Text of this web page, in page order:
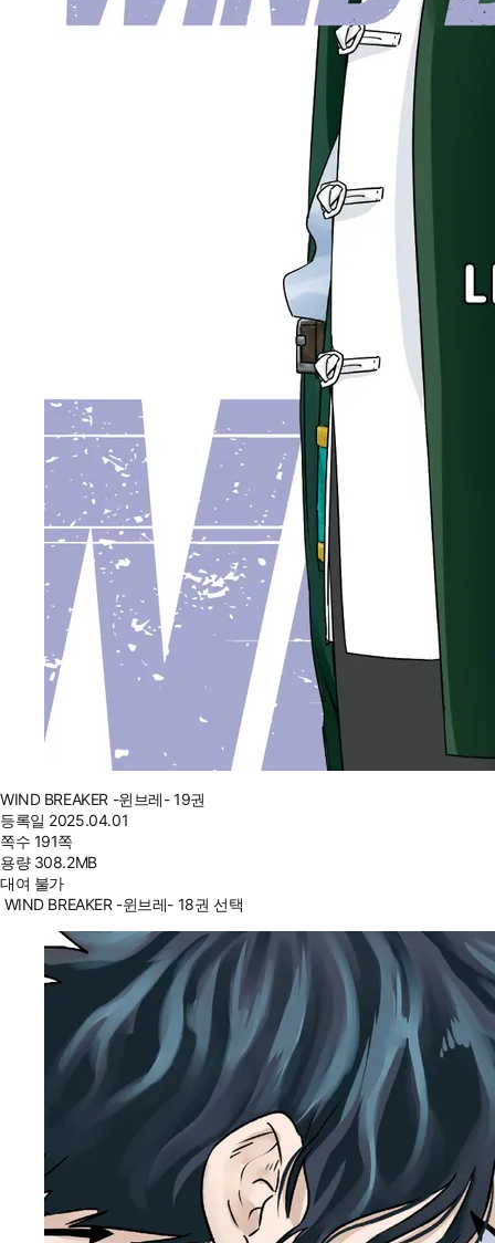
WIND BREAKER -윈브레- 19권
등록일 2025.04.01
쪽수 191쪽
용량 308.2MB
대여 불가
WIND BREAKER -윈브레- 18권 선택